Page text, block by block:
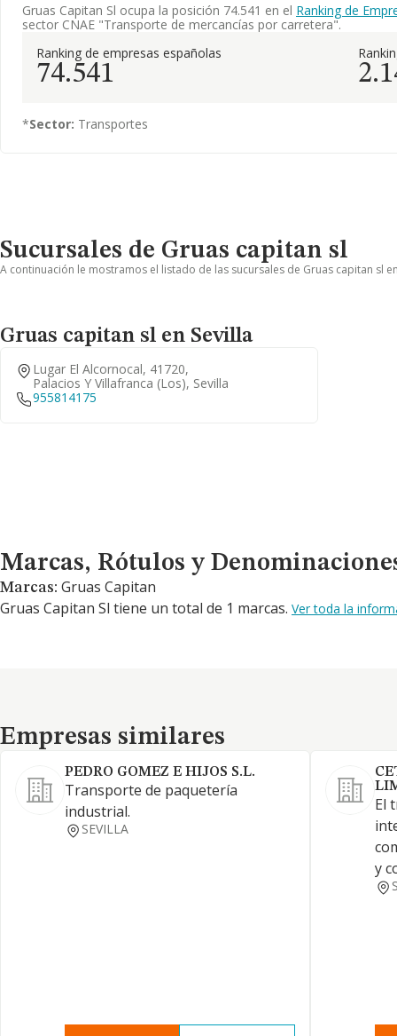
Gruas Capitan Sl ocupa la posición 74.541 en el Ranking de
sector CNAE "Transporte de mercancías por carretera".
Ranking de empresas españolas
74.541
*Sector: Transportes
Sucursales de Gruas capitan sl
A continuación le mostramos el listado de las sucursales de Gruas capitan sl
Gruas capitan sl en Sevilla
Lugar El Alcornocal, 41720,
Palacios Y Villafranca (los), Sevilla
955814175
Marcas, Rótulos y Denominaciones Comerciales
Marcas, Rótulos y
Marcas: Gruas Capitan
Gruas Capitan Sl tiene un total de 1 marcas. Ver toda la
Empresas similares
Empresas similares
PEDRO GOMEZ E HIJOS S.L.
Transporte de paquetería
industrial.
SEVILLA
El
y